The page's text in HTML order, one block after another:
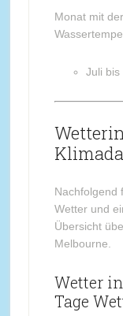
Monat mit
Juli bis
Nachfolgend
Wetter und
Übersicht
Melbourne.
Wetter
Tage